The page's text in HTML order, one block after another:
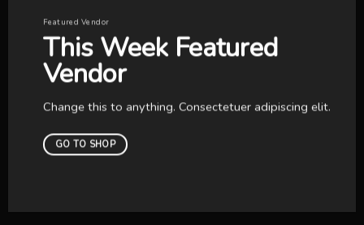
Featured Vendor
This Week Featured
Vendor
Change this to anything. Consectetuer adipiscing elit.
GO TO SHOP